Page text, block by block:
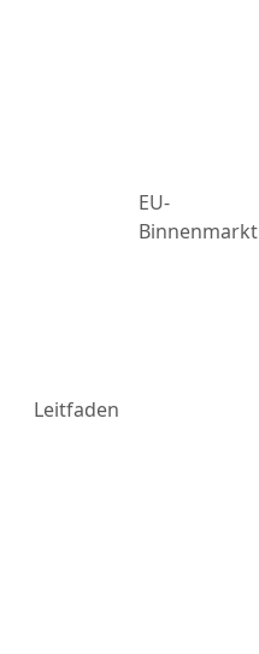
Leitfaden
EU-
Binnenmarkt